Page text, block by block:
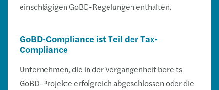
einschlägigen GoBD-Regelungen enthalten.
GoBD-Compliance ist Teil der Tax-
Compliance
Unternehmen, die in der Vergangenheit bereits
GoBD-Projekte erfolgreich abgeschlossen oder die